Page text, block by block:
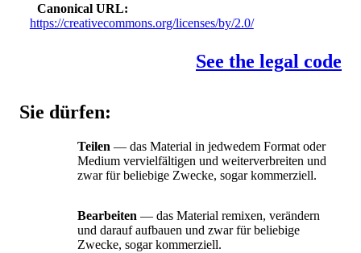
Canonical URL
https://creativecommons.org/licenses/by/2.0/
See the legal code
Sie dürfen:
Teilen — das Material in jedwedem Format oder
Medium vervielfältigen und weiterverbreiten und
zwar für beliebige Zwecke, sogar kommerziell.
Bearbeiten — das Material remixen, verändern
und darauf aufbauen und zwar für beliebige
Zwecke, sogar kommerziell.